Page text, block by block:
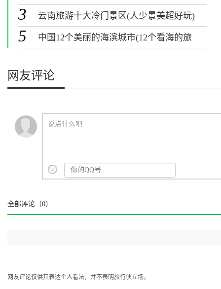
点排行榜)
3 云南旅游十大冷门景区(人少景美超好玩)
5
中国12个美丽的海滨城市(12个看海的旅
游景点)
网友评论
说点什么吧
全部评论（0）
网友评论仅供其表达个人看法，并不表明旅行侠立场。